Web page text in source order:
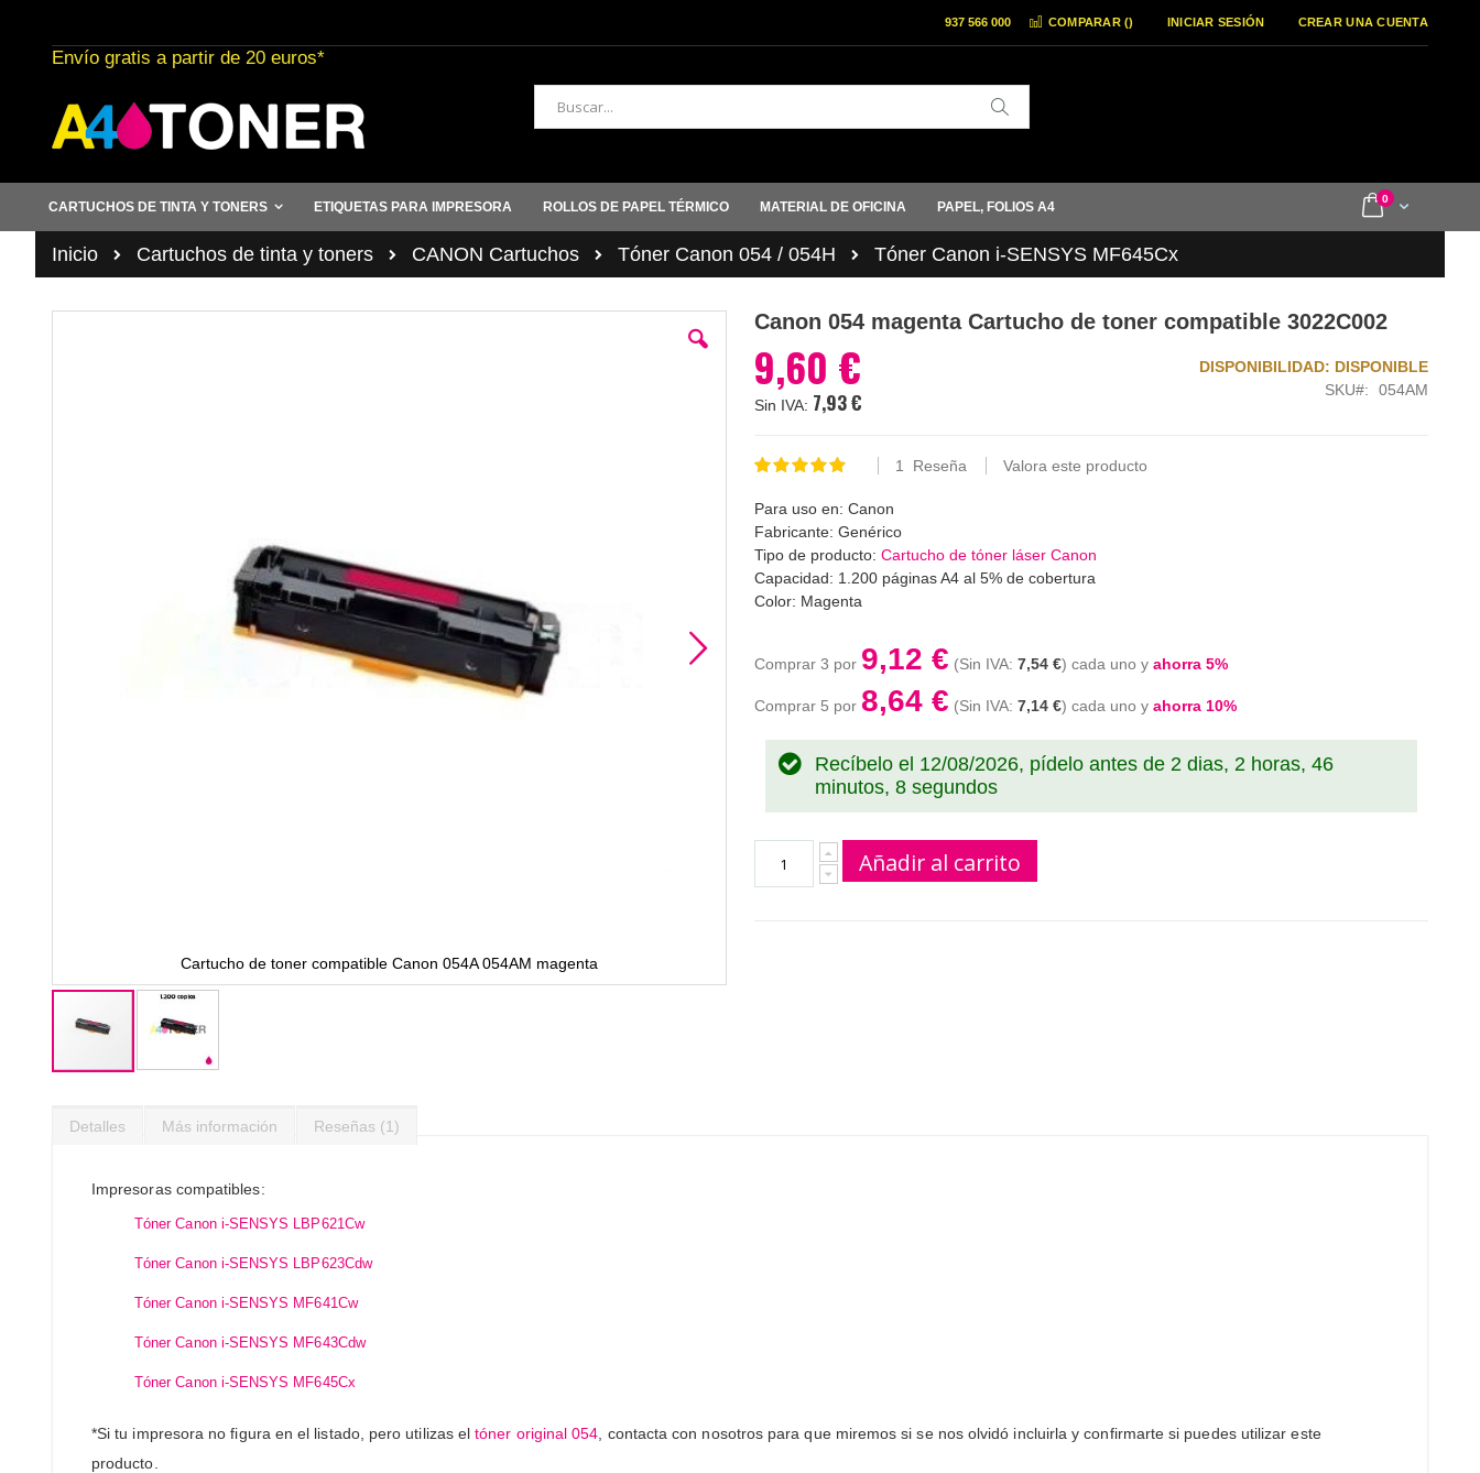
al
contenido
COMPARAR () INICIAR SESIÓN CREAR UNA CUENTA
937 566 000
Envío gratis a partir de 20 euros*
Buscar
Cart
0items
CARTUCHOS DE TINTA Y TONERS ETIQUETAS PARA IMPRESORA ROLLOS DE PAPEL TÉRMICO MATERIAL DE OFICINA PAPEL, FOLIOS A4
Inicio Cartuchos de tinta y toners CANON Cartuchos Tóner Canon 054 / 054H Tóner Canon i-SENSYS MF645Cx
Cartucho de toner compatible Canon 054A 054AM magenta
comienzo
galería
Canon 054 magenta Cartucho de toner compatible 3022C002
9,60 €
7,93 €
DISPONIBILIDAD: DISPONIBLE
SKU
054AM
Valoración:
1 Reseña Valora este producto
Para uso en: Canon
Fabricante: Genérico
Tipo de producto: Cartucho de tóner láser Canon
Capacidad: 1.200 páginas A4 al 5% de cobertura
Color: Magenta
Comprar 3 por 9,12 € 7,54 € cada uno y ahorra 5%
Comprar 5 por 8,64 € 7,14 € cada uno y ahorra 10%
Recíbelo el 12/08/2026, pídelo antes de 2 dias, 2 horas, 46
minutos, 7 segundos
Añadir al carrito
Detalles
Impresoras compatibles:
Tóner Canon i-SENSYS LBP621Cw
Tóner Canon i-SENSYS LBP623Cdw
Tóner Canon i-SENSYS MF641Cw
Tóner Canon i-SENSYS MF643Cdw
Tóner Canon i-SENSYS MF645Cx
*Si tu impresora no figura en el listado, pero utilizas eltóner original 054 , contacta con nosotros para que miremos si se nos olvidó incluirla y confirmarte si puedes utilizar este
producto.
Más información Reseñas 1